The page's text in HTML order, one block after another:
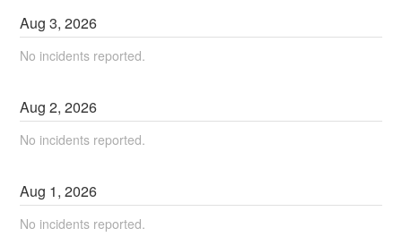
Aug3,2026
No incidents reported.
Aug2,2026
No incidents reported.
Aug 1,2026
No incidents reported.